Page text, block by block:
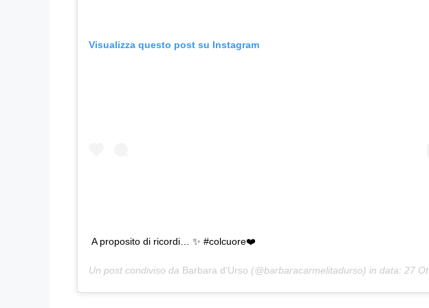
Visualizza questo post su Instagram
A proposito di ricordi… ✨ #colcuore❤️
Un post condiviso da Barbara d’Urso (@barbaracarmelitadurso) in data: 27 Ott 2020 alle ore 12:44 PDT